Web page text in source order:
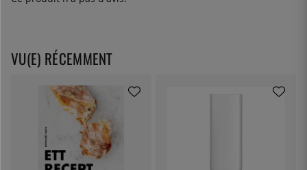
VU(E) RÉCEMMENT